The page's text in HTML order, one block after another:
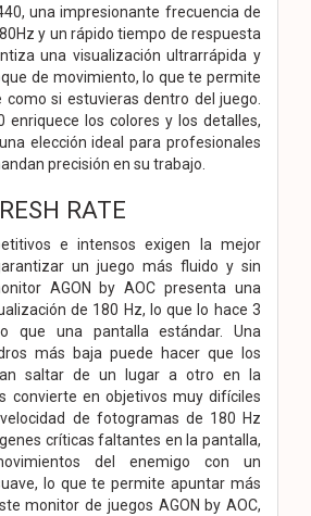
una impresionante frecuencia de
y un rápido tiempo de respuesta
una visualización ultrarrápida y
de movimiento, lo que te permite
si estuvieras dentro del juego.
enriquece los colores y los detalles,
elección ideal para profesionales
precisión en su trabajo.
RATE
e intensos exigen la mejor
un juego más fluido y sin
AGON by AOC presenta una
de 180 Hz, lo que lo hace 3
que una pantalla estándar. Una
más baja puede hacer que los
saltar de un lugar a otro en la
convierte en objetivos muy difíciles
de fotogramas de 180 Hz
críticas faltantes en la pantalla,
del enemigo con un
lo que te permite apuntar más
monitor de juegos AGON by AOC,